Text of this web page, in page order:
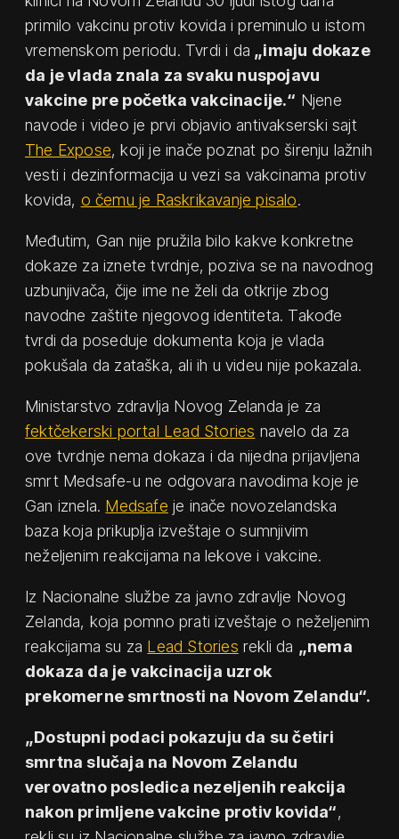
primilo vakcinu protiv kovida i preminulo u istom
vremenskom periodu. Tvrdi i da „imaju dokaze
da je vlada znala za svaku nuspojavu
vakcine pre početka vakcinacije.“ Njene
navode i video je prvi objavio antivakserski sajt
The Expose, koji je inače poznat po širenju lažnih
vesti i dezinformacija u vezi sa vakcinama protiv
kovida, o čemu je Raskrikavanje pisalo.
Međutim, Gan nije pružila bilo kakve konkretne
dokaze za iznete tvrdnje, poziva se na navodnog
uzbunjivača, čije ime ne želi da otkrije zbog
navodne zaštite njegovog identiteta. Takođe
tvrdi da poseduje dokumenta koja je vlada
pokušala da zataška, ali ih u videu nije pokazala.
Ministarstvo zdravlja Novog Zelanda je za
fektčekerski portal Lead Stories navelo da za
ove tvrdnje nema dokaza i da nijedna prijavljena
smrt Medsafe-u ne odgovara navodima koje je
Gan iznela. Medsafe je inače novozelandska
baza koja prikuplja izveštaje o sumnjivim
neželjenim reakcijama na lekove i vakcine.
Iz Nacionalne službe za javno zdravlje Novog
Zelanda, koja pomno prati izveštaje o neželjenim
reakcijama su za Lead Stories rekli da „nema
dokaza da je vakcinacija uzrok
prekomerne smrtnosti na Novom Zelandu“.
„Dostupni podaci pokazuju da su četiri
smrtna slučaja na Novom Zelandu
verovatno posledica nezeljenih reakcija
nakon primljene vakcine protiv kovida“,